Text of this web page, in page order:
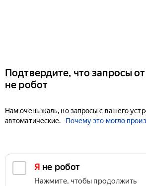
Подтвердите, что запросы
не робот
Нам очень жаль, но запросы с вашего
автоматические.
Почему это могло
Я не робот
Нажмите, чтобы продолжить